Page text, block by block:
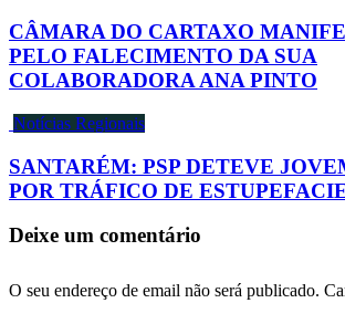
CÂMARA DO CARTAXO
PELO FALECIMENTO DA SUA
COLABORADORA ANA PINTO
Notícias Regionais
SANTARÉM: PSP DETEVE
POR TRÁFICO DE
Deixe um comentário
O seu endereço de email não será publicado.